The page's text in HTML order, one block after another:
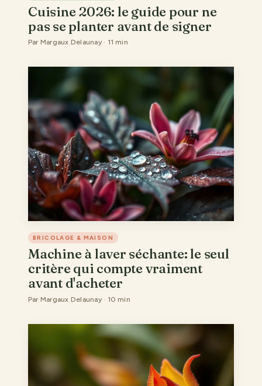
Cuisine 2026: le guide pour ne
pas se planter avant de signer
Par Margaux Delaunay · 11 min
BRICOLAGE & MAISON
Machine à laver séchante: le seul
critère qui compte vraiment
avant d'acheter
Par Margaux Delaunay · 10 min